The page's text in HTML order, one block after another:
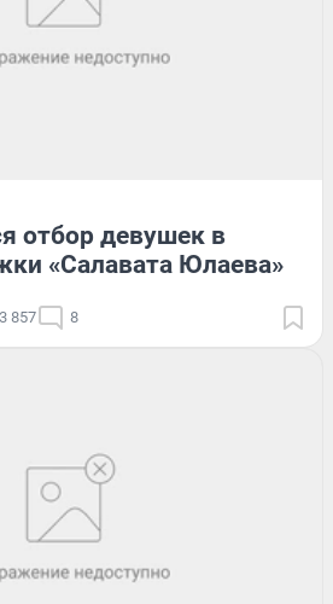
отбор девушек в
«Салавата Юлаева»
3 857 8